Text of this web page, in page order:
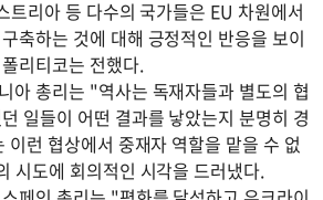
트리아 등 다수의 국가들은 EU 차원에서
축하는 것에 대해 긍정적인 반응을 보이
리티코는 전했다.
아 총리는 "역사는 독재자들과 별도의 협
일들이 어떤 결과를 낳았는지 분명히 경
런 협상에서 중재자 역할을 맡을 수 없
시도에 회의적인 시각을 드러냈다.